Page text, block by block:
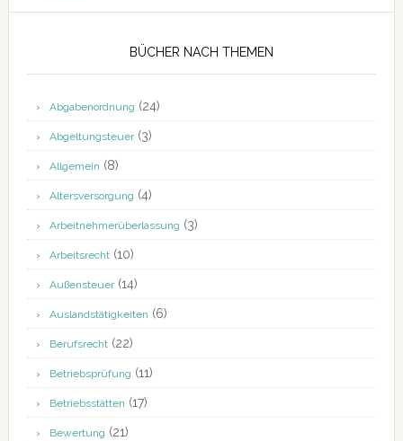
BÜCHER NACH THEMEN
Abgabenordnung (24)
Abgeltungsteuer(3)
Allgemein (8)
Altersversorgung (4)
Arbeitnehmerüberlassung (3)
Arbeitsrecht(10)
Außensteuer(14)
Auslandstätigkeiten (6)
Berufsrecht(22)
Betriebsprüfung (11)
Betriebsstätten (17)
Bewertung (21)